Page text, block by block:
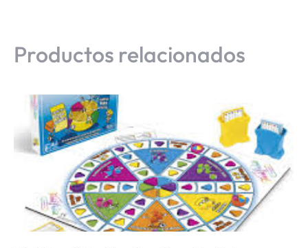
Productos relacionados